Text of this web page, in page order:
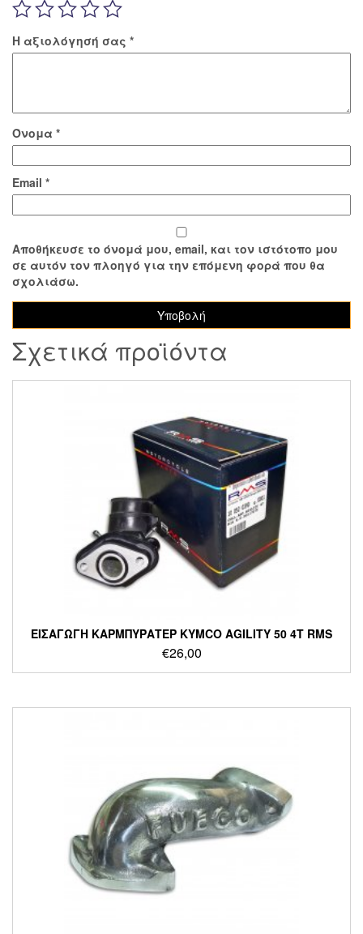
Η αξιολόγησή σας *
Όνομα *
Email *
Αποθήκευσε το όνομά μου, email, και τον ιστότοπο μου
σε αυτόν τον πλοηγό για την επόμενη φορά που θα
σχολιάσω.
Σχετικά προϊόντα
ΕΙΣΑΓΩΓΗ ΚΑΡΜΠΥΡΑΤΕΡ KYMCO AGILITY 50 4T RMS
€26,00